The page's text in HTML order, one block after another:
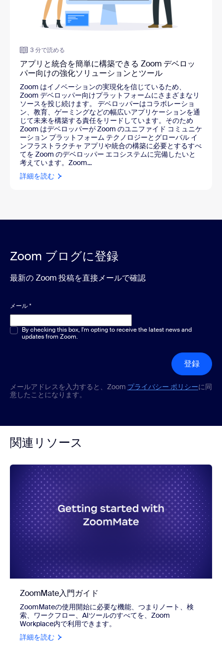
3 分で読める
アプリと統合を簡単に構築できる Zoom デベロッ
パー向けの強化ソリューションとツール
Zoom はイノベーションの実現化を信じているため、
Zoom デベロッパー向けプラットフォームにさまざまなリ
ソースを投じ続けます。 デベロッパーはコラボレーショ
ン、教育、ゲーミングなどの幅広いアプリケーションを通
じて未来を構築する責任をリードしています。そのため
Zoom はデベロッパーが Zoom のユニファイド コミュニケ
ーション プラットフォーム テクノロジーとグローバル イ
ンフラストラクチャ アプリや統合の構築に必要とするすべ
てを Zoom のデベロッパー エコシステムに完備したいと
考えています。Zoom...
詳細を読む
Zoom ブログに登録
最新の Zoom 投稿を直接メールで確認
メール*
複数選択または単一選択*
By checking this box, I'm opting to receive the latest news and
updates from Zoom.
登録
メールアドレスを入力すると、Zoom プライバシー ポリシーに同
意したことになります。
関連リソース
ZoomMate入門ガイド
ZoomMateの使用開始に必要な機能、つまりノート、検
索、ワークフロー、AIツールのすべてを、Zoom
Workplace内で利用できます。
詳細を読む